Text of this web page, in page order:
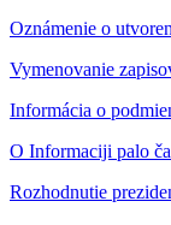
Oznámenie o
Vymenovanie
Informácia o
O Informaciji palo
Rozhodnutie